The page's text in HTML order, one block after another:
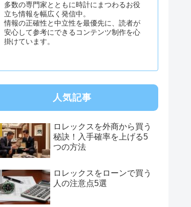
多数の専門家とともに時計にまつわるお役
立ち情報を幅広く発信中。
情報の正確性と中立性を最優先に、読者が
安心して参考にできるコンテンツ制作を心
掛けています。
人気記事
ロレックスを外商から買う
秘訣！入手確率を上げる5
つの方法
ロレックスをローンで買う
人の注意点5選